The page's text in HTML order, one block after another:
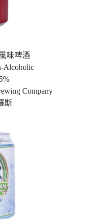
味啤酒
Alcoholic
Company
斯